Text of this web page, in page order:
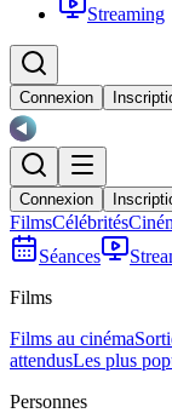
Streaming
Connexion
Connexion
FilmsCélébrités
Séances
Films
Films au cinéma
attendusLes plus
Personnes